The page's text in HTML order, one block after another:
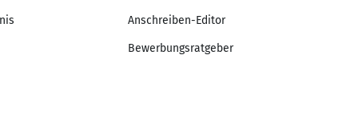
Anschreiben-Editor
Bewerbungsratgeber